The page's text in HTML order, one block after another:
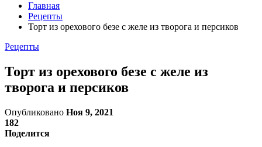
Главная
Рецепты
Торт из орехового безе с желе из творога и персиков
Рецепты
Торт из орехового безе с желе из
творога и персиков
Опубликовано Ноя 9, 2021
182
Поделится